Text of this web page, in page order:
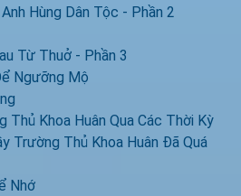
Hùng Dân Tộc - Phần 2
Từ Thuở - Phần 3
Ngưỡng Mộ
Thủ Khoa Huân Qua Các Thời Kỳ
Trường Thủ Khoa Huân Đã Quá
Nhớ